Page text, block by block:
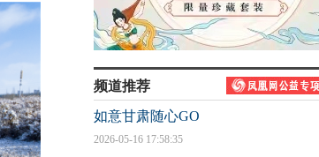
频道推荐
如意甘肃随心GO
2026-05-16 17:58:35